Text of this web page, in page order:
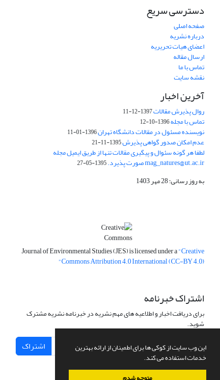
این وب سایت از کوکی ها برای اطمینان از ارائه بهترین
خدمات استفاده می کند.
دسترسی سریع
صفحه اصلی
درباره نشریه
اعضای هیات تحریریه
ارسال مقاله
تماس با ما
نقشه سایت
آخرین اخبار
روال پذیرش مقالات1397-12-11
تماس با مجله1396-10-12
نویسنده مسئول در مقالات دانشگاه تهران1396-01-11
عدم امکان صدور گواهی پذیرش1395-11-21
لطفا هر گونه سئوال و پیگیری مقالات تنها از طریق ایمیل مجله
mag_natures@ut.ac.ir صورت پذیرد. 1395-05-27
به روز رسانی: 28 مهر 1403
Journal of Environmental Studies (JES) is licensed under a"Creative
Commons Attribution 4.0 International (CC-BY 4.0)"
اشتراک خبرنامه
برای دریافت اخبار و اطلاعیه های مهم نشریه در خبرنامه نشریه مشترک
شوید.
اشتراک